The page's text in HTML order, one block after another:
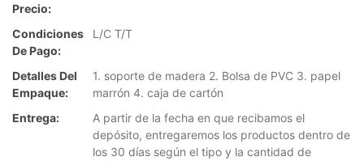
Precio:
Condiciones
De Pago:
L/C T/T
Detalles Del
Empaque:
1. soporte de madera 2. Bolsa de PVC 3. papel
marrón 4. caja de cartón
Entrega:
A partir de la fecha en que recibamos el
depósito, entregaremos los productos dentro de
los 30 días según el tipo y la cantidad de